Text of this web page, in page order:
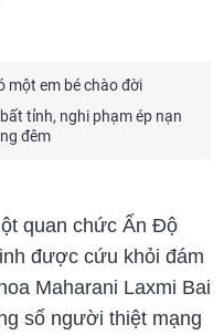
một em bé chào đời
tỉnh, nghi phạm ép nạn
đêm
quan chức Ấn Độ
được cứu khỏi đám
Maharani Laxmi Bai
số người thiệt mạng